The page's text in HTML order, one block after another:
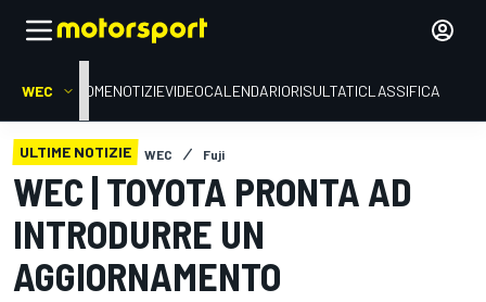
WEC HOMENOTIZIEVIDEOCALENDARIORISULTATICLASSIFICA
ULTIME NOTIZIE WEC Fuji
WEC | TOYOTA PRONTA AD
INTRODURRE UN
AGGIORNAMENTO